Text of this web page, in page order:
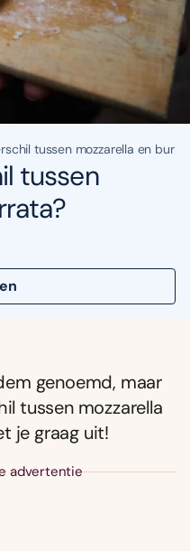
tussen mozzarella en
tussen
genoemd, maar
tussen mozzarella
je graag uit!
advertentie